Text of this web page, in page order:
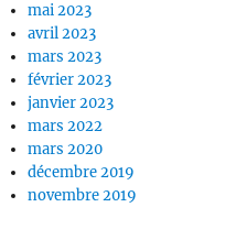
mai 2023
avril 2023
mars 2023
février 2023
janvier 2023
mars 2022
mars 2020
décembre 2019
novembre 2019